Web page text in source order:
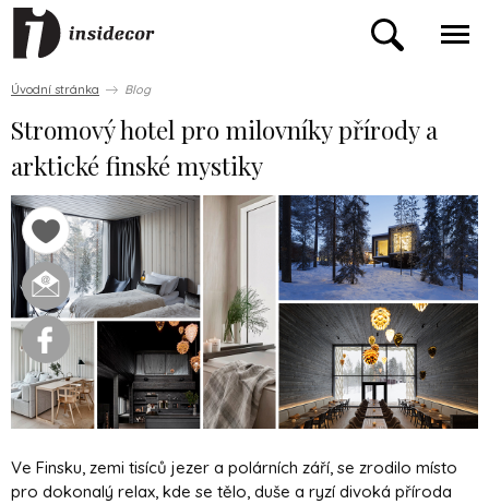
Úvodní stránka Blog
Stromový hotel pro milovníky přírody a
arktické finské mystiky
Ve Finsku, zemi tisíců jezer a polárních září, se zrodilo místo
pro dokonalý relax, kde se tělo, duše a ryzí divoká příroda